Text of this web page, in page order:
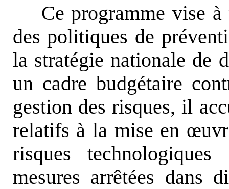
Ce programme vise
des politiques de
la stratégie nationale de
un cadre budgétaire
gestion des risques, il
relatifs à la mise en œ
risques
mesures arrêtées dans